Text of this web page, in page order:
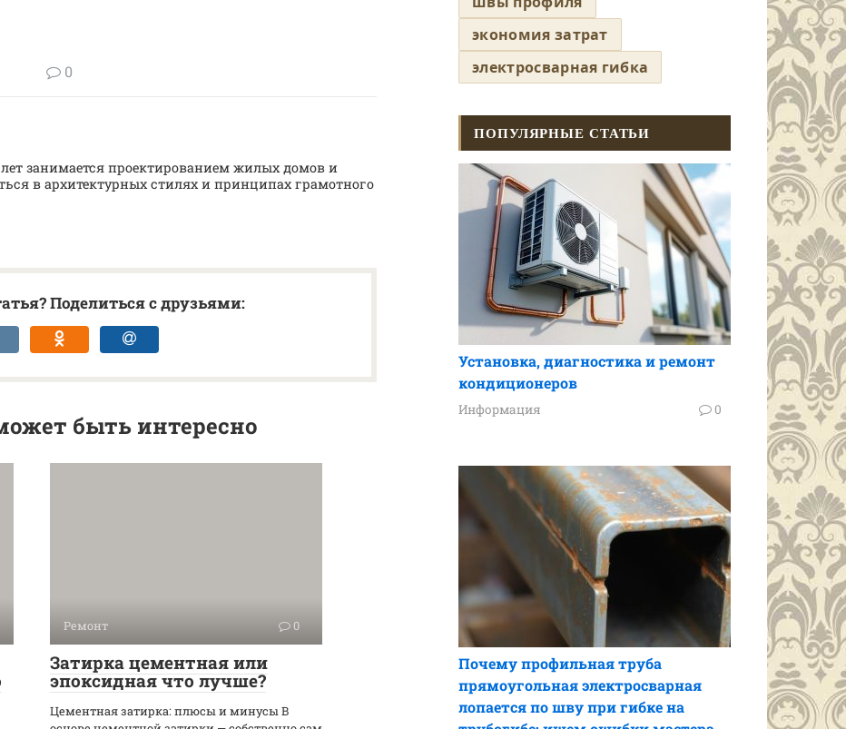
0
лет занимается проектированием жилых домов и
в архитектурных стилях и принципах грамотного
Поделиться с друзьями:
быть интересно
Ремонт 0
Затирка цементная или
эпоксидная что лучше?
Цементная затирка: плюсы и минусы В
экономия затрат
электросварная гибка
ПОПУЛЯРНЫЕ СТАТЬИ
Установка, диагностика и ремонт
кондиционеров
Информация 0
Почему профильная труба
прямоугольная электросварная
лопается по шву при гибке на